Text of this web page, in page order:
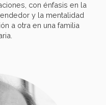
con énfasis en la
y la mentalidad
a otra en una familia